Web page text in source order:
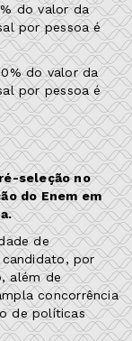
do valor da
por pessoa é
do valor da
por pessoa é
seleção no
do Enem em
de
por
além de
concorrência
de políticas